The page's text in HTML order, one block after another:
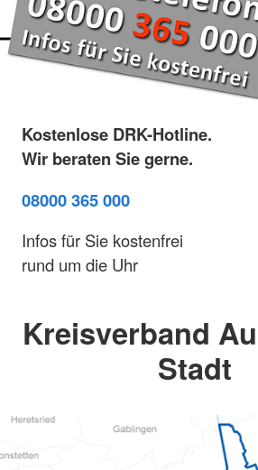
Kostenlose DRK-Hotline.
Wir beraten Sie gerne.
08000 365 000
Infos für Sie kostenfrei
rund um die Uhr
Kreisverband
Stadt